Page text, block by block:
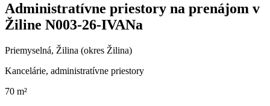
Administratívne priestory na prenájom v
Žiline N003-26-IVANa
Priemyselná, Žilina (okres Žilina)
Kancelárie, administratívne priestory
70 m²